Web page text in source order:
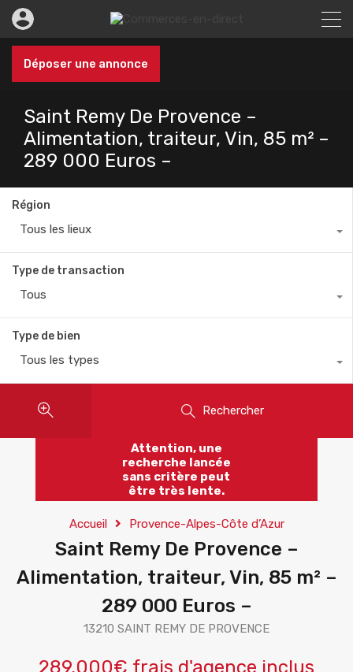
Déposer une annonce
Saint Remy De Provence –
Alimentation, traiteur, Vin, 85 m² –
289 000 Euros –
Région
Tous les lieux
Type de transaction
Tous
Type de bien
Tous les types
Rechercher
Attention, une
recherche lancée
sans critère peut
être très lente.
Accueil Provence-Alpes-Côte d’Azur
Saint Remy De Provence –
Alimentation, traiteur, Vin, 85 m² –
289 000 Euros –
13210 SAINT REMY DE PROVENCE
289,000€ frais d'agence inclus